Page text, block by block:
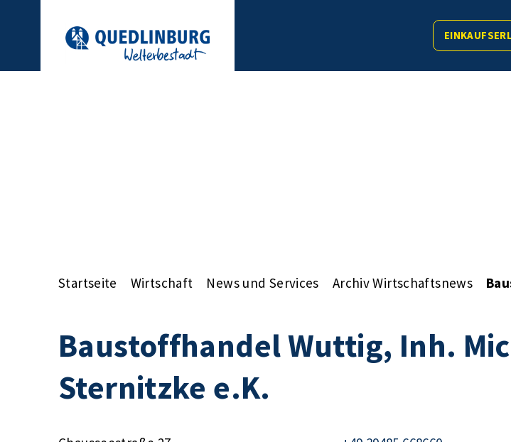
Startseite Wirtschaft News und Services Archiv Wirtschaftsnews
Baustoffhandel Wuttig, Inh.
Sternitzke e.K.